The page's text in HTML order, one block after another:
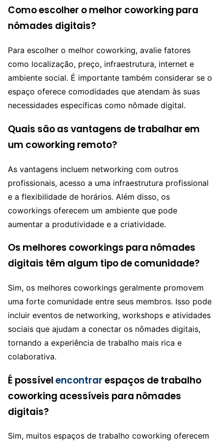
Como escolher o melhor coworking para
nômades digitais?
Para escolher o melhor coworking, avalie fatores
como localização, preço, infraestrutura, internet e
ambiente social. É importante também considerar se o
espaço oferece comodidades que atendam às suas
necessidades específicas como nômade digital.
Quais são as vantagens de trabalhar em
um coworking remoto?
As vantagens incluem networking com outros
profissionais, acesso a uma infraestrutura profissional
e a flexibilidade de horários. Além disso, os
coworkings oferecem um ambiente que pode
aumentar a produtividade e a criatividade.
Os melhores coworkings para nômades
digitais têm algum tipo de comunidade?
Sim, os melhores coworkings geralmente promovem
uma forte comunidade entre seus membros. Isso pode
incluir eventos de networking, workshops e atividades
sociais que ajudam a conectar os nômades digitais,
tornando a experiência de trabalho mais rica e
colaborativa.
É possívelencontrarespaços de trabalho
coworking acessíveis para nômades
digitais?
Sim, muitos espaços de trabalho coworking oferecem